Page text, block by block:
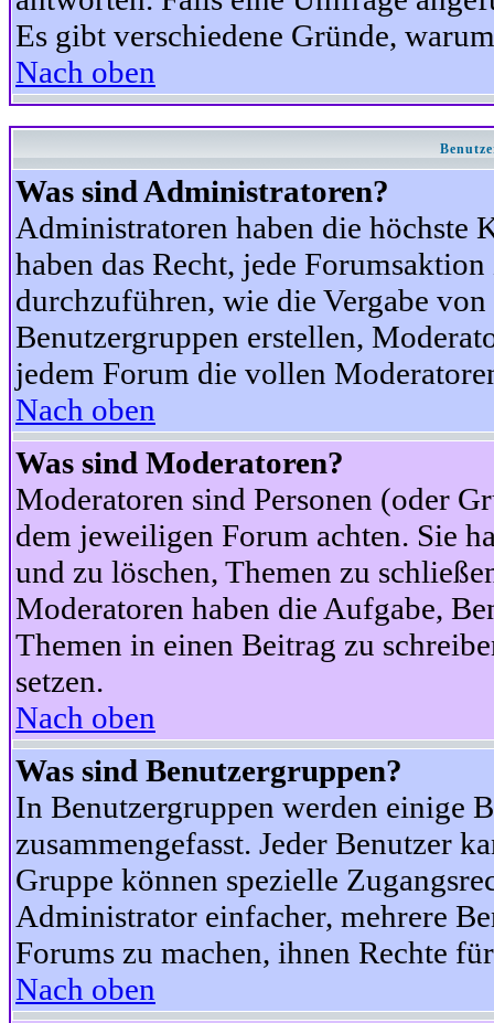
Es gibt verschiedene Gründe,
Nach oben
Was sind Administratoren?
Administratoren haben die höchste
haben das Recht, jede
durchzuführen, wie die Vergabe
Benutzergruppen erstellen,
jedem Forum die vollen
Nach oben
Was sind Moderatoren?
Moderatoren sind Personen (oder
dem jeweiligen Forum achten. Sie
und zu löschen, Themen zu
Moderatoren haben die Aufgabe,
Themen in einen Beitrag zu
setzen.
Nach oben
Was sind Benutzergruppen?
In Benutzergruppen werden einige
zusammengefasst. Jeder Benutzer
Gruppe können spezielle
Administrator einfacher, mehrere
Forums zu machen, ihnen Rechte
Nach oben